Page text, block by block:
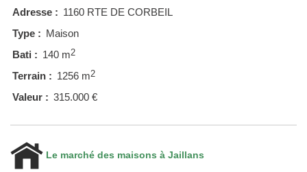
Adresse : 1160 RTE DE CORBEIL
Type : Maison
Bati : 140 m2
Terrain : 1256 m2
Valeur : 315.000 €
Le marché des maisons à Jaillans